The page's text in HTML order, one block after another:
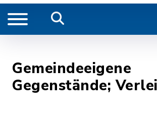
Gemeindeeigene
Gegenstände;